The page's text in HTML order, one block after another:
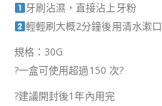
牙刷沾濕，直接沾上牙粉
輕輕刷大概2分鐘後用清水漱口
規格：30G
?一盒可使用超過150 次?
?建議開封後1年內用完